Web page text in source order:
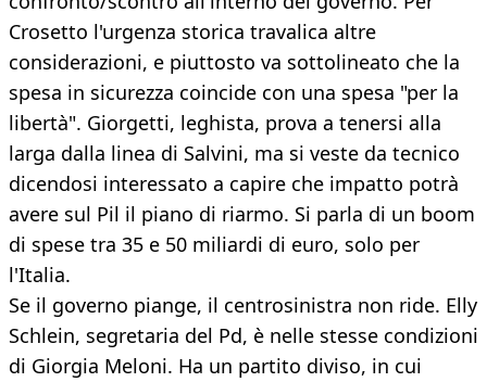
Crosetto l'urgenza storica travalica altre
considerazioni, e piuttosto va sottolineato che la
spesa in sicurezza coincide con una spesa "per la
libertà". Giorgetti, leghista, prova a tenersi alla
larga dalla linea di Salvini, ma si veste da tecnico
dicendosi interessato a capire che impatto potrà
avere sul Pil il piano di riarmo. Si parla di un boom
di spese tra 35 e 50 miliardi di euro, solo per
l'Italia.
Se il governo piange, il centrosinistra non ride. Elly
Schlein, segretaria del Pd, è nelle stesse condizioni
di Giorgia Meloni. Ha un partito diviso, in cui